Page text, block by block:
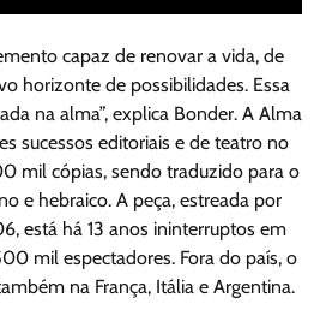
capaz de renovar a vida, de
horizonte de possibilidades. Essa
na alma”, explica Bonder. A Alma
sucessos editoriais e de teatro no
mil cópias, sendo traduzido para o
e hebraico. A peça, estreada por
está há 13 anos ininterruptos em
mil espectadores. Fora do país, o
na França, Itália e Argentina.